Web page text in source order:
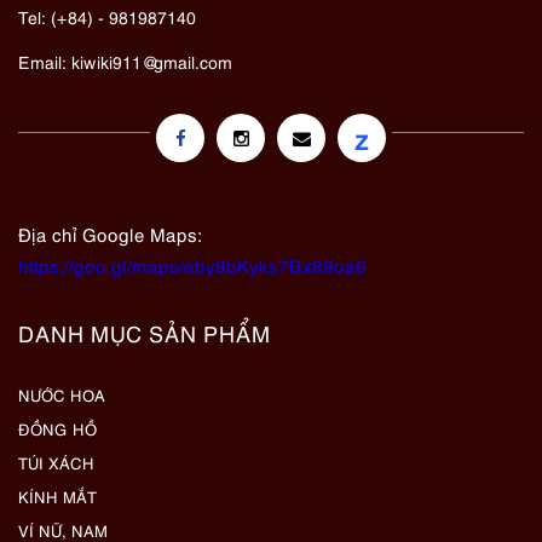
Tel: (+84) - 981987140
Email: kiwiki911@gmail.com
z
Địa chỉ Google Maps:
https://goo.gl/maps/eby8bKyks7Bx89oa6
DANH MỤC SẢN PHẨM
NƯỚC HOA
ĐỒNG HỒ
TÚI XÁCH
KÍNH MẮT
VÍ NỮ, NAM